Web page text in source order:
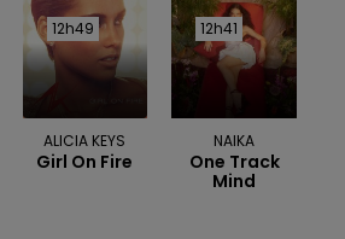
12h49
12h49
ALICIA KEYS
Girl On Fire
12h41
12h41
NAIKA
One Track
Mind